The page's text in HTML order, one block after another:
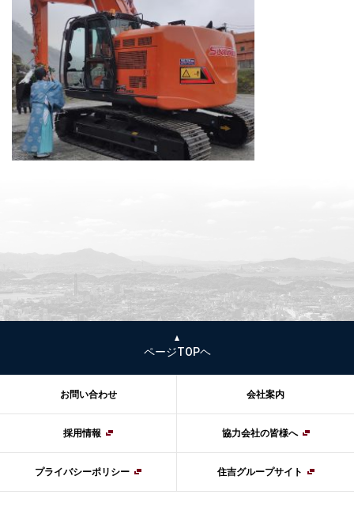
ページTOPヘ
お問い合わせ 会社案内
採用情報 協力会社の皆様へ
プライバシーポリシー 住吉グループサイト